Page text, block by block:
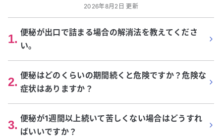
2026年8月2日 更新
1. 便秘が出口で詰まる場合の解消法を教えてくださ
い。
2. 便秘はどのくらいの期間続くと危険ですか？危険な
症状はありますか？
3. 便秘が1週間以上続いて苦しくない場合はどうすれ
ばいいですか？